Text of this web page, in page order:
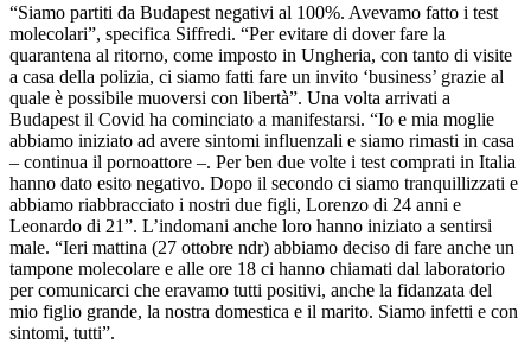
“Siamo partiti da Budapest negativi al 100%. Avevamo fatto i test
molecolari”, specifica Siffredi. “Per evitare di dover fare la
quarantena al ritorno, come imposto in Ungheria, con tanto di visite
a casa della polizia, ci siamo fatti fare un invito ‘business’ grazie al
quale è possibile muoversi con libertà”. Una volta arrivati a
Budapest il Covid ha cominciato a manifestarsi. “Io e mia moglie
abbiamo iniziato ad avere sintomi influenzali e siamo rimasti in casa
– continua il pornoattore –. Per ben due volte i test comprati in Italia
hanno dato esito negativo. Dopo il secondo ci siamo tranquillizzati e
abbiamo riabbracciato i nostri due figli, Lorenzo di 24 anni e
Leonardo di 21”. L’indomani anche loro hanno iniziato a sentirsi
male. “Ieri mattina (27 ottobre ndr) abbiamo deciso di fare anche un
tampone molecolare e alle ore 18 ci hanno chiamati dal laboratorio
per comunicarci che eravamo tutti positivi, anche la fidanzata del
mio figlio grande, la nostra domestica e il marito. Siamo infetti e con
sintomi, tutti”.